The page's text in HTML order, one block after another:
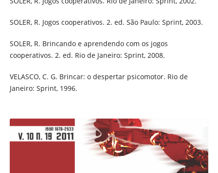
SOLER, R. Jogos cooperativos. 2. ed. São Paulo: Sprint, 2003.
SOLER, R. Brincando e aprendendo com os jogos
cooperativos. 2. ed. Rio de Janeiro: Sprint, 2008.
VELASCO, C. G. Brincar: o despertar psicomotor. Rio de
Janeiro: Sprint, 1996.